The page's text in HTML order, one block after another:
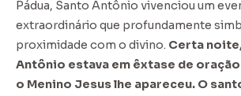
Pádua, Santo Antônio vivenciou um
extraordinário que profundamente
proximidade com o divino. Certa
Antônio estava em êxtase de
o Menino Jesus lhe apareceu. O